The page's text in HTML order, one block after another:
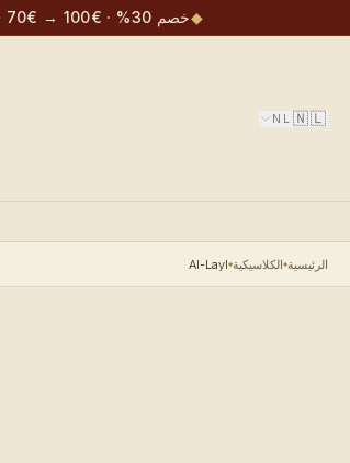
◆خصم 30% · €100 → €70 · لفترة محدودة
🇳🇱
NL
الرئيسية الكلاسيكية Al-Layl